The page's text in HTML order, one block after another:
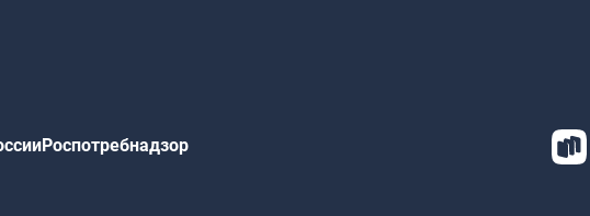
Роспотребнадзор